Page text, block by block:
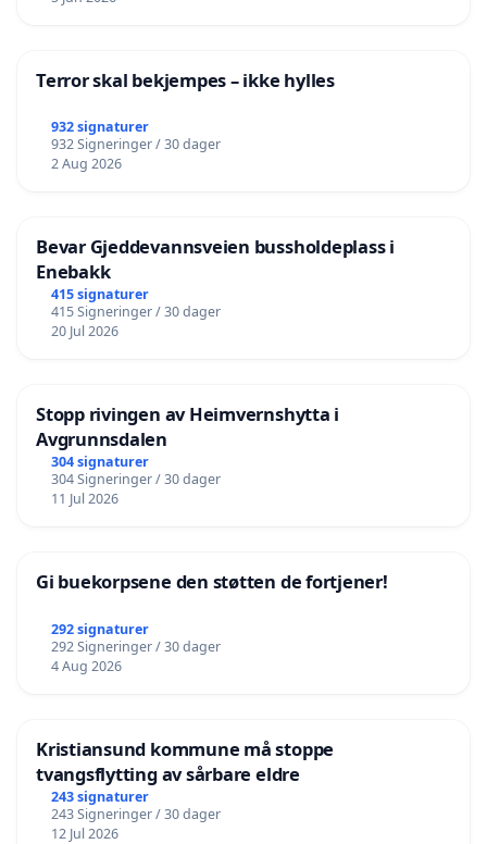
Terror skal bekjempes – ikke hylles
932 signaturer
932 Signeringer / 30 dager
2 Aug 2026
Bevar Gjeddevannsveien bussholdeplass i
Enebakk
415 signaturer
415 Signeringer / 30 dager
20 Jul 2026
Stopp rivingen av Heimvernshytta i
Avgrunnsdalen
304 signaturer
304 Signeringer / 30 dager
11 Jul 2026
Gi buekorpsene den støtten de fortjener!
292 signaturer
292 Signeringer / 30 dager
4 Aug 2026
Kristiansund kommune må stoppe
tvangsflytting av sårbare eldre
243 signaturer
243 Signeringer / 30 dager
12 Jul 2026